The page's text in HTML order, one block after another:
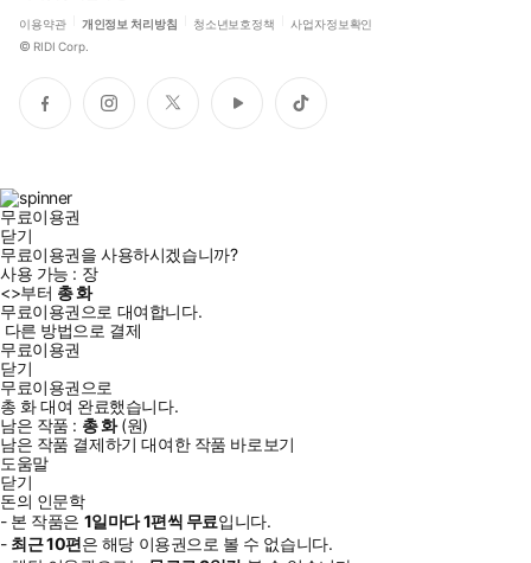
이용약관 개인정보 처리방침 청소년보호정책 사업자정보확인
© RIDI Corp.
페
이
인
스
트
위
유
튜
틱
톡
무료이용권
닫기
무료이용권을 사용하시겠습니까?
사용 가능 : 장
<>부터 총화
무료이용권으로 대여합니다.
다른 방법으로 결제
무료이용권
닫기
무료이용권으로
총 화대여 완료했습니다.
남은 작품 : 총화(원)
남은 작품 결제하기 대여한 작품 바로보기
도움말
닫기
돈의 인문학
- 본 작품은 1일마다1편씩 무료입니다.
- 최근10편은 해당 이용권으로 볼 수 없습니다.